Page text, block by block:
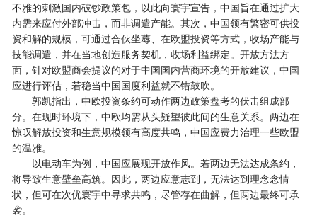
不雅的刺激国内破钞政策包，以此向寰宇宣告，中国旨在通过扩大
内需来应付外部冲击，而非调遣产能。其次，中国领有繁密可供投
资和解的规模，可通过合伙坐蓐、在欧盟投资等方式，收场产能与
技能调遣，并在当地创造服务契机，收场利益绑定。开放方法方
面，针对欧盟商会提议的对于中国国内营商环境的开放建议，中国
应进行评估，若稳当中国国度利益就不错鼓吹。
郭凯指出，中欧投资条约可动作两边政策盘考的伏击组成部
分。在现时环境下，中欧均需从头疑望彼此间的生意关系。两边在
惊叹解放投资和生意规模领有高度共鸣，中国应费力治理一些欧盟
的温雅。
以电动车为例，中国应展现开放作风。若两边无法达成条约，
将导致生意壁垒高筑。因此，两边应意志到，无法达到理念念情
状，但可在次优寰宇中寻求共鸣，尽管存在曲解，但两边最终可承
袭。